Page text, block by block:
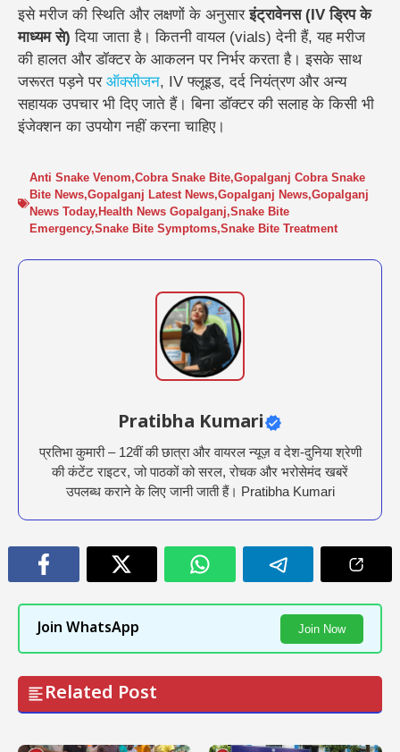
इसे मरीज की स्थिति और लक्षणों के अनुसारइंट्रावेनस (IV ड्रिप के
माध्यम से) दिया जाता है। कितनी वायल (vials) देनी हैं, यह मरीज
की हालत और डॉक्टर के आकलन पर निर्भर करता है। इसके साथ
जरूरत पड़ने पर ऑक्सीजन, IV फ्लूइड, दर्द नियंत्रण और अन्य
सहायक उपचार भी दिए जाते हैं। बिना डॉक्टर की सलाह के किसी भी
इंजेक्शन का उपयोग नहीं करना चाहिए।
Anti Snake Venom,Cobra Snake Bite,Gopalganj Cobra Snake
Bite News,Gopalganj Latest News,Gopalganj News,Gopalganj
News Today, Health News Gopalganj,Snake Bite
Emergency,Snake Bite Symptoms,Snake Bite Treatment
Pratibha Kumari
प्रतिभा कुमारी – 12वीं की छात्रा और वायरल न्यूज़ व देश-दुनिया श्रेणी
की कंटेंट राइटर, जो पाठकों को सरल, रोचक और भरोसेमंद खबरें
उपलब्ध कराने के लिए जानी जाती हैं। Pratibha Kumari
Join WhatsApp Join Now
Related Post